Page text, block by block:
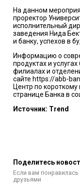
На данном
проректор
исполнительный
заведения Нида
и банку, успехов в
Информацию о
продуктах и
филиалах и
сайте https://abb-
Центр по
странице Банка в
Источник: Trend
Поделитесь
Если вам
друзьями